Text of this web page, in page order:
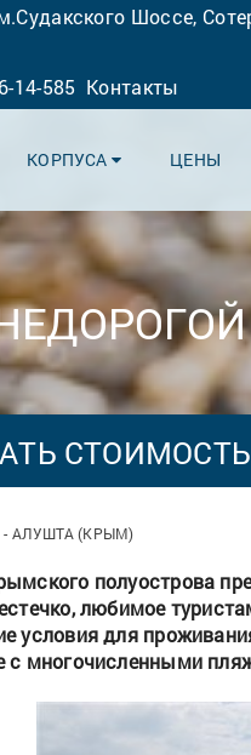
Шоссе,
14-585 Контакты
КОРПУСА ЦЕНЫ
СТОИМОСТЬ
АЛУШТА (КРЫМ)
полуострова
любимое
условия для
с многочисленными